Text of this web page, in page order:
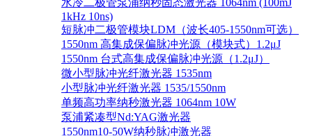
水冷二极管泵浦纳秒固态激光器 1064nm (100mJ
1kHz 10ns)
短脉冲二极管模块LDM（波长405-1550nm可选）
1550nm 高集成保偏脉冲光源（模块式）1.2μJ
1550nm 台式高集成保偏脉冲光源（1.2μJ）
微小型脉冲光纤激光器 1535nm
小型脉冲光纤激光器 1535/1550nm
单频高功率纳秒激光器 1064nm 10W
泵浦紧凑型Nd:YAG激光器
1550nm10-50W纳秒脉冲激光器